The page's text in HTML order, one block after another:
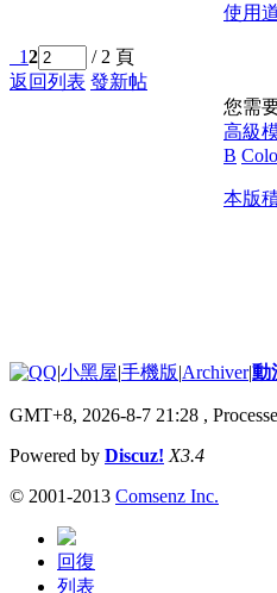
使用
12
/ 2 頁
返回列表 發新帖
您需
高級
B
本版
|小黑屋|手機版|Archiver|動
GMT+8, 2026-8-7 21:28 ,
Powered by Discuz! X3.4
© 2001-2013 Comsenz Inc.
回復
列表